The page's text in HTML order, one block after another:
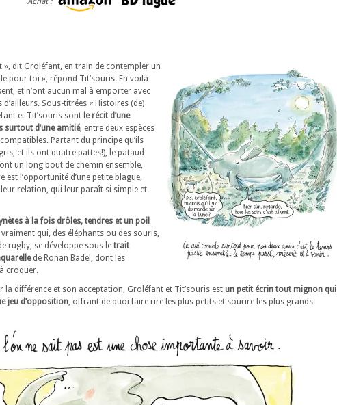
», dit Groléfant, en train de contempler un
pour toi », répond Tit’souris. En voilà
et n’ont aucun mal à emporter avec
Sous-titrées « Histoires (de)
et Tit’souris sont le récit d’une
surtout d’une amitié, entre deux espèces
Partant du principe qu’ils
et ils ont quatre pattes!), le pataud
un long bout de chemin ensemble,
l’opportunité d’une petite blague,
relation, qui leur paraît si simple et
à la fois drôles, tendres et un poil
vraiment qui, des éléphants ou des souris,
rugby, se développe sous le trait
de Ronan Badel, dont les
croquer.
la différence et son acceptation, Groléfant et Tit’souris est un petit écrin tout mignon qui
jeu d’opposition, offrant de quoi faire rire les plus petits et sourire les plus grands.